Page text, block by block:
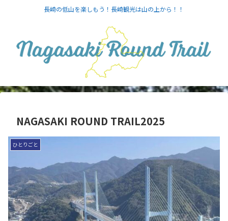
長崎の低山を楽しもう！長崎観光は山の上から！！
NAGASAKI ROUND TRAIL2025
ひとりごと